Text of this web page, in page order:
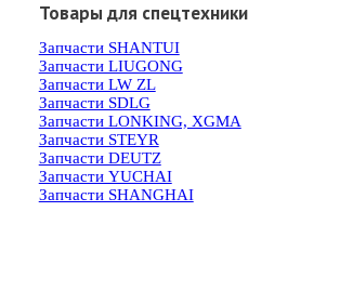
Товары для спецтехники
Запчасти SHANTUI
Запчасти LIUGONG
Запчасти LW ZL
Запчасти SDLG
Запчасти LONKING, XGMA
Запчасти STEYR
Запчасти DEUTZ
Запчасти YUCHAI
Запчасти SHANGHAI